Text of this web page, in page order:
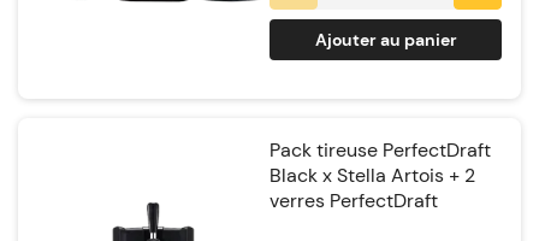
Ajouter au panier
Pack tireuse PerfectDraft
Black x Stella Artois + 2
verres PerfectDraft